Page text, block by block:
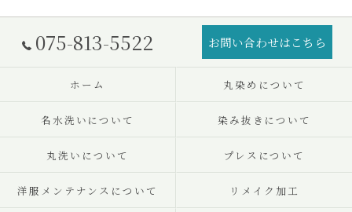
075-813-5522 お問い合わせはこちら
ホーム 丸染めについて
名水洗いについて 染み抜きについて
丸洗いについて プレスについて
洋服メンテナンスについて リメイク加工